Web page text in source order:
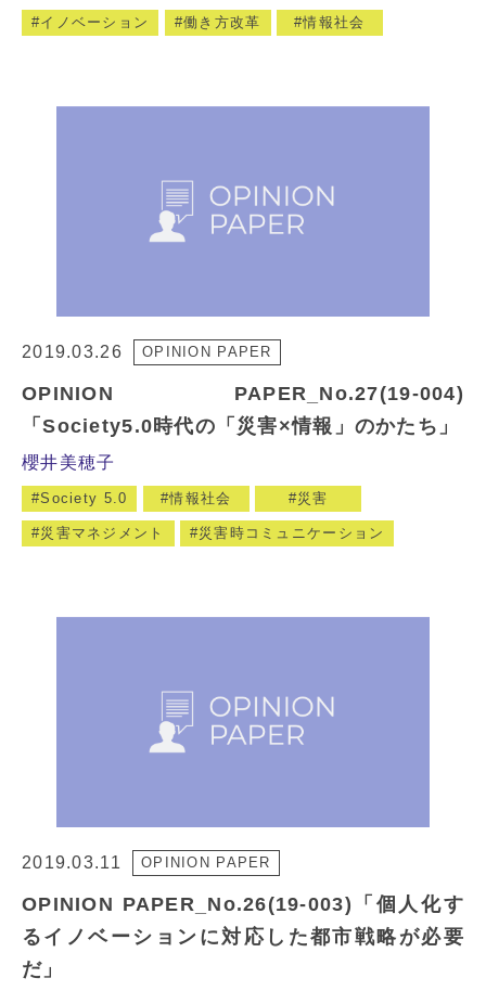
イノベーション 働き方改革 情報社会
2019.03.26 OPINION PAPER
OPINION PAPER_No.27(19-004)
「Society5.0時代の「災害×情報」のかたち」
櫻井美穂子
Society 5.0 情報社会 災害
災害マネジメント 災害時コミュニケーション
2019.03.11 OPINION PAPER
OPINION PAPER_No.26(19-003)「個人化す
るイノベーションに対応した都市戦略が必要
だ」